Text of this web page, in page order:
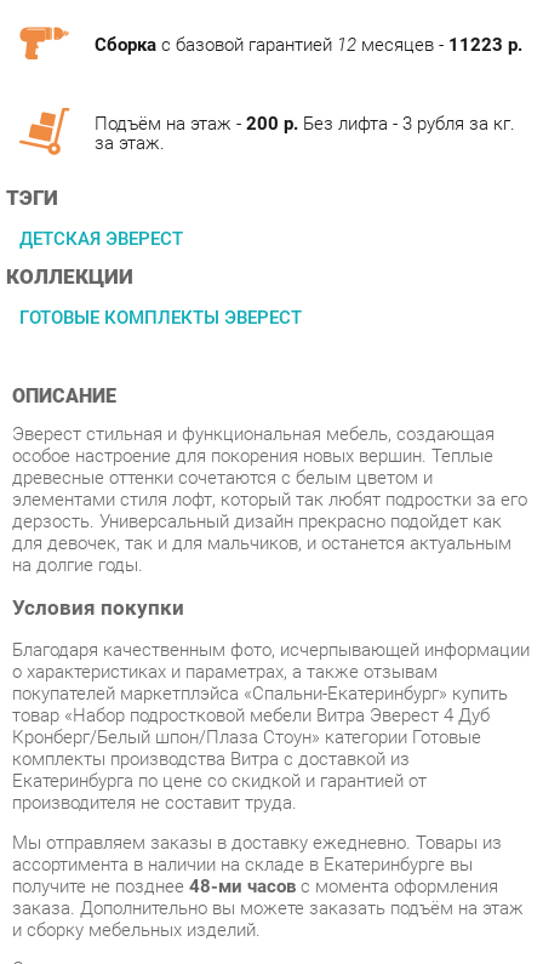
ТЭГИ
ГОТОВЫЕ КОМПЛЕКТЫ ЭВЕРЕСТ
ОПИСАНИЕ
особое настроение для покорения новых вершин. Теплые
древесные оттенки сочетаются с белым цветом и
элементами стиля лофт, который так любят подростки за его
дерзость. Универсальный дизайн прекрасно подойдет как
для девочек, так и для мальчиков, и останется актуальным
на долгие годы.
Условия покупки
Благодаря качественным фото, исчерпывающей информации
покупателей маркетплэйса «Спальни-Екатеринбург» купить
Кронберг/Белый шпон/Плаза Стоун» категории Готовые
комплекты производства Витра с доставкой из
Екатеринбурга по цене со скидкой и гарантией от
производителя не составит труда.
Мы отправляем заказы в доставку ежедневно. Товары из
ассортимента в наличии на складе в Екатеринбурге вы
получите не позднее48-ми часовс момента оформления
заказа. Дополнительно вы можете заказать подъём на этаж
и сборку мебельных изделий.
Срок доставки в другие регионы, и для товаров, находящихся
на складах производителей, рассчитывается индивидуально.
Уточнить наличие, срок и стоимость доставки вы можете
через формуобратной связи.